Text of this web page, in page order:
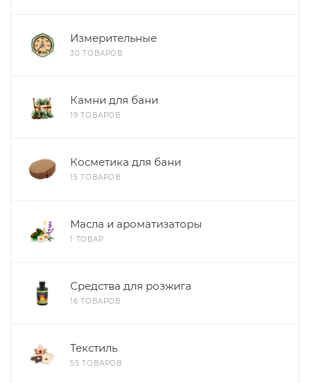
Измерительные
30 ТОВАРОВ
Камни для бани
19 ТОВАРОВ
Косметика для бани
15 ТОВАРОВ
Масла и ароматизаторы
1 ТОВАР
Средства для розжига
16 ТОВАРОВ
Текстиль
55 ТОВАРОВ